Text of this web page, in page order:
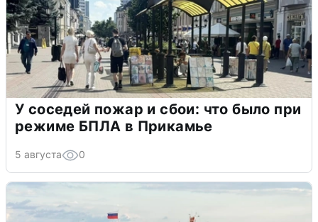
У соседей пожар и сбои: что было при
режиме БПЛА в Прикамье
5 августа 0